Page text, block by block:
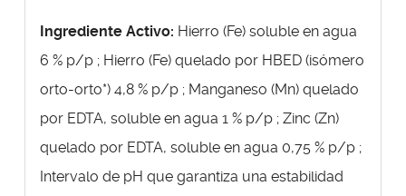
Ingrediente Activo: Hierro (Fe) soluble en agua
6 % p/p ; Hierro (Fe) quelado por HBED (isómero
orto-orto*) 4,8 % p/p ; Manganeso (Mn) quelado
por EDTA, soluble en agua 1 % p/p ; Zinc (Zn)
quelado por EDTA, soluble en agua 0,75 % p/p ;
Intervalo de pH que garantiza una estabilidad